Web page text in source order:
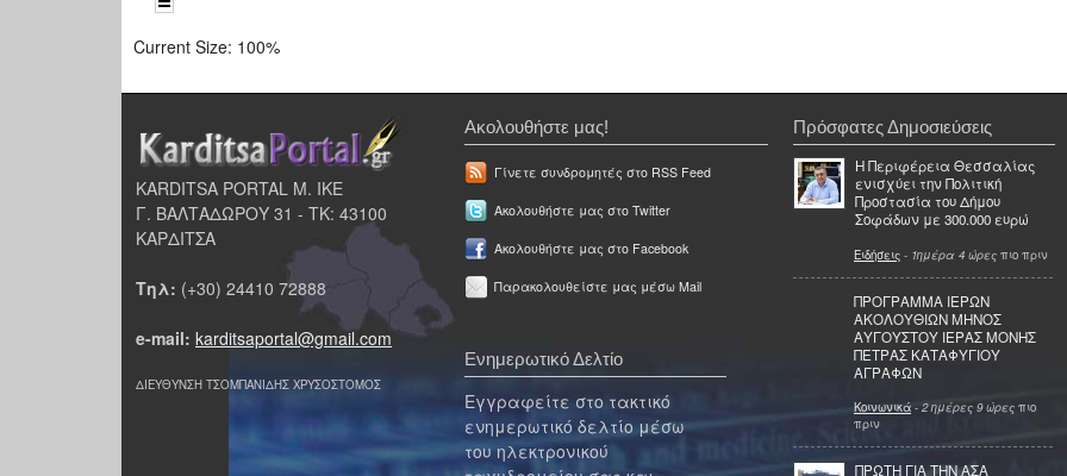
Current Size: 100%
KARDITSA PORTAL Μ. ΙΚΕ
Γ. ΒΑΛΤΑΔΩΡΟΥ 31 - ΤΚ: 43100
ΚΑΡΔΙΤΣΑ
Τηλ: (+30) 24410 72888
e-mail: karditsaportal@gmail.com
ΔΙΕΥΘΥΝΣΗ ΤΣΟΜΠΑΝΙΔΗΣ ΧΡΥΣΟΣΤΟΜΟΣ
Ακολουθήστε μας!
Γίνετε συνδρομητές στο RSS Feed
Ακολουθήστε μας στο Twitter
Ακολουθήστε μας στο Facebook
Παρακολουθείστε μας μέσω Mail
Ενημερωτικό Δελτίο
Εγγραφείτε στο τακτικό
ενημερωτικό δελτίο μέσω
του ηλεκτρονικού
Πρόσφατες Δημοσιεύσεις
Η Περιφέρεια Θεσσαλίας
ενισχύει την Πολιτική
Προστασία του Δήμου
Σοφάδων με 300.000 ευρώ
Ειδήσεις - 1ημέρα 4 ώρες πιο πριν
ΠΡΟΓΡΑΜΜΑ ΙΕΡΩΝ
ΑΚΟΛΟΥΘΙΩΝ ΜΗΝΟΣ
ΑΥΓΟΥΣΤΟΥ ΙΕΡΑΣ ΜΟΝΗΣ
ΠΕΤΡΑΣ ΚΑΤΑΦΥΓΙΟΥ
ΑΓΡΑΦΩΝ
Κοινωνικά - 2 ημέρες 9 ώρες πιο
πριν
ΠΡΩΤΗ ΓΙΑ ΤΗΝ ΑΣΑ